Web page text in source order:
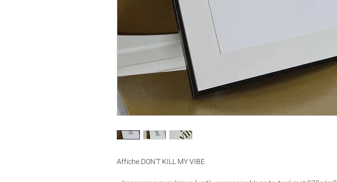
Affiche DON'T KILL MY VIBE